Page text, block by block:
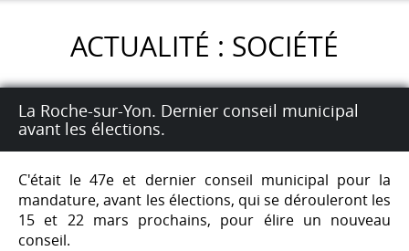
ACTUALITÉ : SOCIÉTÉ
La Roche-sur-Yon. Dernier conseil municipal
avant les élections.
C'était le 47e et dernier conseil municipal pour la
mandature, avant les élections, qui se dérouleront les
15 et 22 mars prochains, pour élire un nouveau
conseil.